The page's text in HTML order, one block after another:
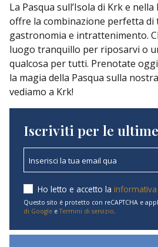
La Pasqua sull’Isola di Krk e
offre la combinazione perfetta di
gastronomia e intrattenimento.
luogo tranquillo per riposarvi o
qualcosa per tutti. Prenotate
la magia della Pasqua sulla
vediamo a Krk!
Iscriviti per le
Ho letto e accetto la
Questo sito è protetto con reCAPTCHA e
di Google eTermini di servizio.